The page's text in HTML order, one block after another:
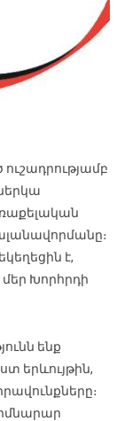
է,
Խորհրդի
ենք
երևույթին,